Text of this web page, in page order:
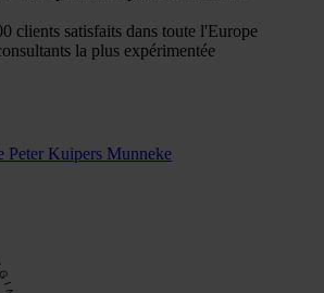
clients satisfaits dans toute l'Europe
la plus expérimentée
Peter Kuipers Munneke